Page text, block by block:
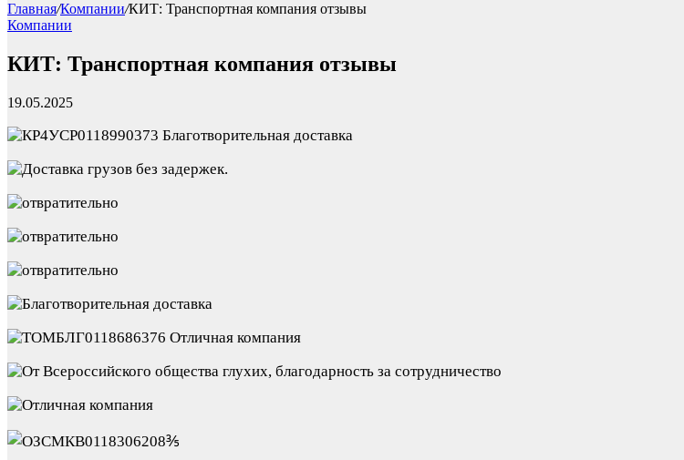
Главная/Компании/КИТ: Транспортная компания отзывы
Компании
КИТ: Транспортная компания отзывы
19.05.2025